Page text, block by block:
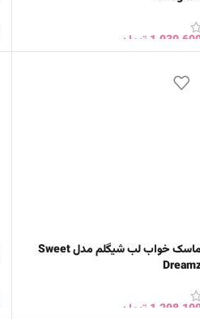
تومان
ماسک خواب لب شیگلم مدل Sweet
تومان